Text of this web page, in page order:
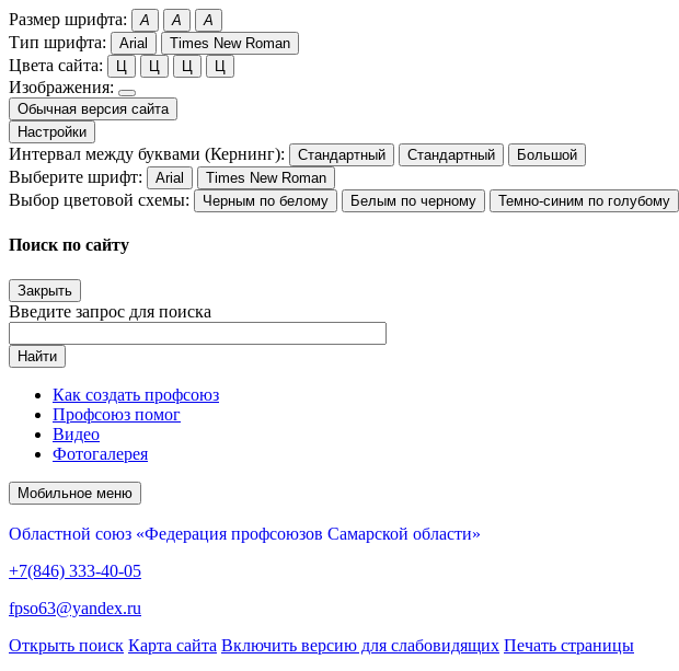
Размер шрифта: A A A
Тип шрифта: Arial Times New Roman
Цвета сайта: Ц Ц Ц Ц
Изображения:
Обычная версия сайта
Настройки
Интервал между буквами (Кернинг): Стандартный Стандартный Большой
Выберите шрифт: Arial Times New Roman
Выбор цветовой схемы: Черным по белому Белым по черному Темно-синим по голубому
Поиск по сайту
Закрыть
Введите запрос для поиска
Найти
Как создать профсоюз
Профсоюз помог
Видео
Фотогалерея
Мобильное меню
Областной союз «Федерация профсоюзов Самарской области»
+7(846) 333-40-05
fpso63@yandex.ru
Открыть поиск Карта сайта Включить версию для слабовидящих Печать страницы